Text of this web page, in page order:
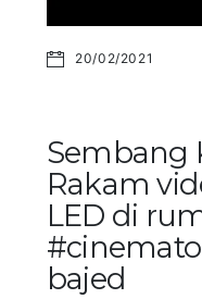
20/02/2021
Sembang
Rakam
LED di
bajed